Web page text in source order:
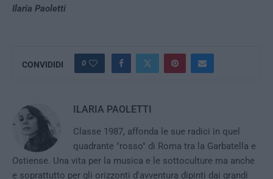
Ilaria Paoletti
CONVIDIDI 0
ILARIA PAOLETTI
Classe 1987, affonda le sue radici in quel
quadrante "rosso" di Roma tra la Garbatella e
Ostiense. Una vita per la musica e le sottoculture ma anche
e soprattutto per gli orizzonti d'avventura dipinti dai grandi